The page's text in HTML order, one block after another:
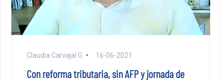
Claudia Carvajal G. 16-06-2021
Con reforma tributaria, sin AFP y jornada de